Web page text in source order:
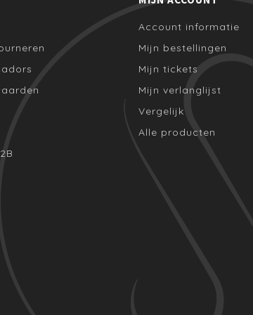
Account informatie
Mijn bestellingen
Mijn tickets
Mijn verlanglijst
Vergelijk
Alle producten